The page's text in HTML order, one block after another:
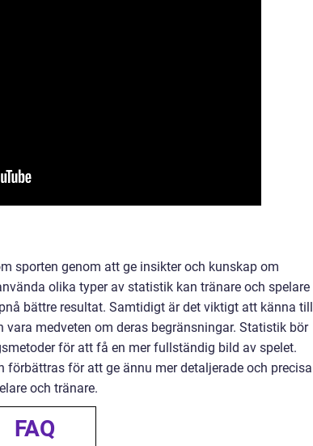
sporten genom att ge insikter och kunskap om
olika typer av statistik kan tränare och spelare
bättre resultat. Samtidigt är det viktigt att känna till
medveten om deras begränsningar. Statistik bör
för att få en mer fullständig bild av spelet.
för att ge ännu mer detaljerade och precisa
och tränare.
FAQ